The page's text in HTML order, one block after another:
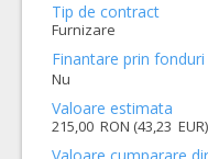
Tip de contract
Furnizare
Finantare prin
Nu
Valoare estimata
215,00 RON (43,23 EUR)
Valoare cumparare